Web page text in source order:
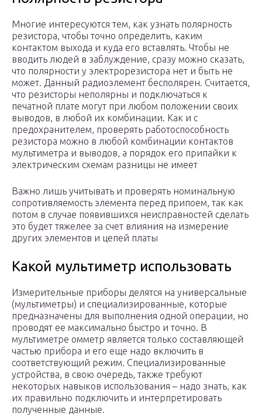
Многие интересуются тем, как узнать полярность
резистора, чтобы точно определить, каким
контактом выхода и куда его вставлять. Чтобы не
вводить людей в заблуждение, сразу можно сказать,
что полярности у электрорезистора нет и быть не
может. Данный радиоэлемент бесполярен. Считается,
что резисторы неполярны и подключаться к
печатной плате могут при любом положении своих
выводов, в любой их комбинации. Как и с
предохранителем, проверять работоспособность
резистора можно в любой комбинации контактов
мультиметра и выводов, а порядок его припайки к
электрическим схемам разницы не имеет
Важно лишь учитывать и проверять номинальную
сопротивляемость элемента перед припоем, так как
потом в случае появившихся неисправностей сделать
это будет тяжелее за счет влияния на измерение
других элементов и цепей платы
Какой мультиметр использовать
Измерительные приборы делятся на универсальные
(мультиметры) и специализированные, которые
предназначены для выполнения одной операции, но
проводят ее максимально быстро и точно. В
мультиметре омметр является только составляющей
частью прибора и его еще надо включить в
соответствующий режим. Специализированные
устройства, в свою очередь, также требуют
некоторых навыков использования – надо знать, как
их правильно подключить и интерпретировать
полученные данные.